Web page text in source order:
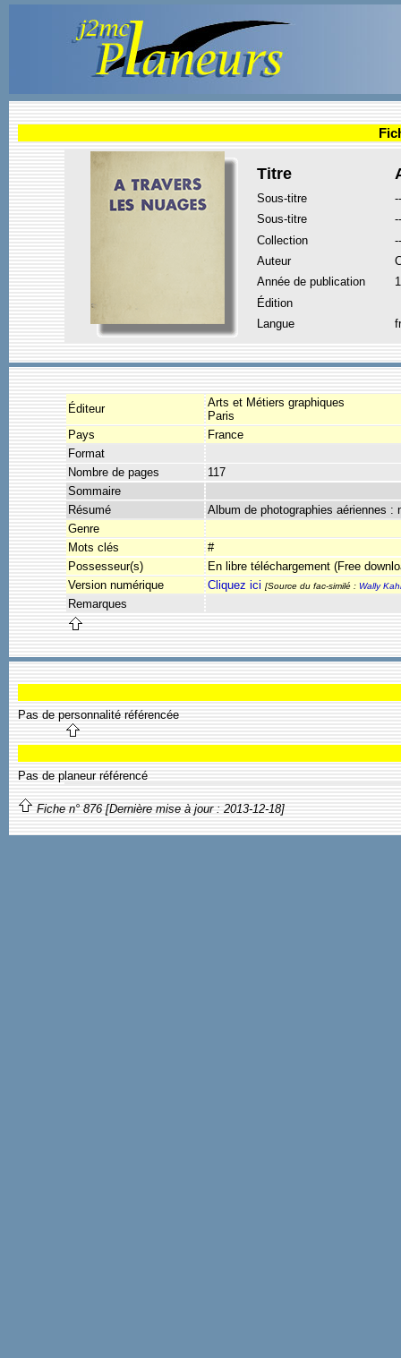
Titre
Sous-titre
--
Sous-titre
--
Collection
--
Auteur
Année de publication
Édition
Langue
Éditeur
Arts et Métiers graphiques
Paris
Pays
France
Format
Nombre de pages
117
Sommaire
Résumé
Album de photographies aériennes :
Genre
Mots clés
#
Possesseur(s)
En libre téléchargement (Free
Version numérique
Cliquez ici [Source du fac-similé : Wally
Remarques
Pas de personnalité référencée
Pas de planeur référencé
Fiche n° 876 [Dernière mise à jour : 2013-12-18]